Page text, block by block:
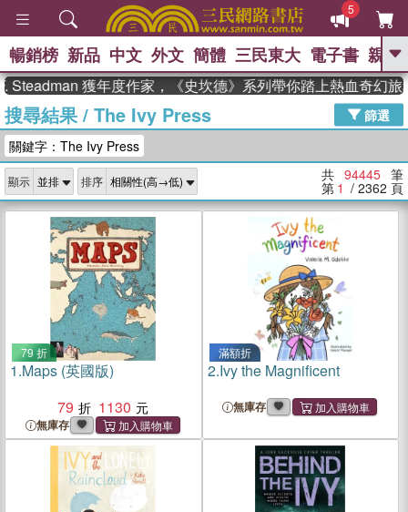
5
GO
熱搜： The Odyssey 、
父親節 、 如果歷史是一群喵 、 暑期
念華 、 台灣的李登輝時代 、 數學女
孩：黎曼猜想
偉大的迷走神經
暢銷榜 新品 中文 外文 簡體 三民東大 電子書 親子
獲年度作家，《史坎德》系列帶你踏上熱血奇幻旅程
搜尋結果/ The Ivy Press
篩選
關鍵字：The Ivy Press
顯示 排序 共 94445 筆
第 1 / 2362 頁
79 折
1.Maps (英國版)
79
1130
無庫存
滿額折
2.Ivy the Magnificent
無庫存